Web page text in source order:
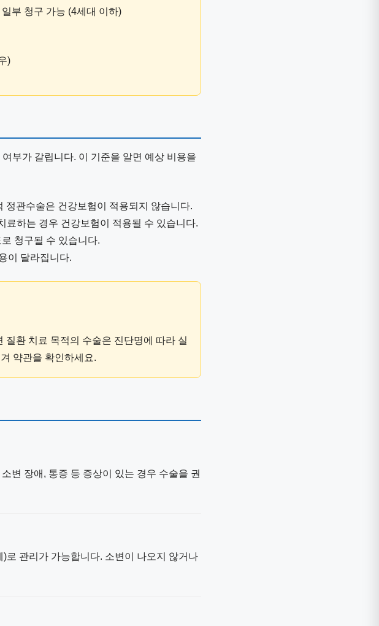
부 청구 가능 (4세대 이하)
)
부가 갈립니다. 이 기준을 알면 예상 비용을
정관수술은 건강보험이 적용되지 않습니다.
료하는 경우 건강보험이 적용될 수 있습니다.
청구될 수 있습니다.
이 달라집니다.
질환 치료 목적의 수술은 진단명에 따라 실
약관을 확인하세요.
변 장애, 통증 등 증상이 있는 경우 수술을 권
로 관리가 가능합니다. 소변이 나오지 않거나